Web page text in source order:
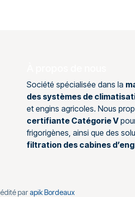
Société spécialisée dans la
des systèmes de
et engins agricoles. Nous
certifiante Catégorie V
frigorigènes, ainsi que des
filtration des cabines
parapik Bordeaux